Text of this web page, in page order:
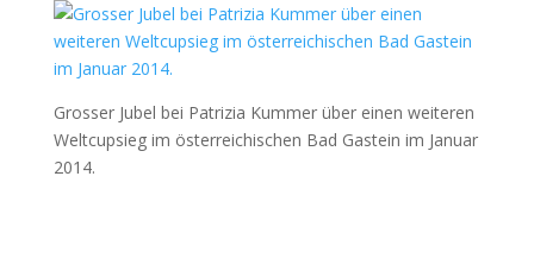
Grosser Jubel bei Patrizia Kummer über einen weiteren
Weltcupsieg im österreichischen Bad Gastein im Januar
2014.